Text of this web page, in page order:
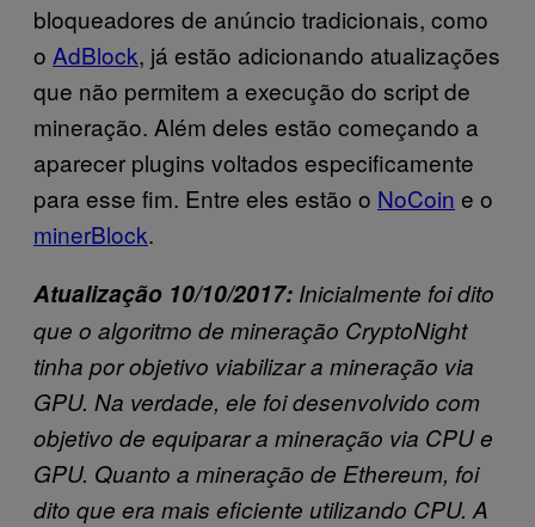
bloqueadores de anúncio tradicionais, como
o AdBlock, já estão adicionando atualizações
que não permitem a execução do script de
mineração. Além deles estão começando a
aparecer plugins voltados especificamente
para esse fim. Entre eles estão o NoCoin e o
minerBlock.
Atualização 10/10/2017: Inicialmente foi dito
que o algoritmo de mineração CryptoNight
tinha por objetivo viabilizar a mineração via
GPU. Na verdade, ele foi desenvolvido com
objetivo de equiparar a mineração via CPU e
GPU. Quanto a mineração de Ethereum, foi
dito que era mais eficiente utilizando CPU. A